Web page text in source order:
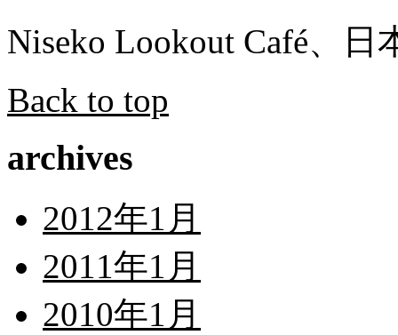
Niseko Lookout Café、日
Back to top
archives
2012年1月
2011年1月
2010年1月